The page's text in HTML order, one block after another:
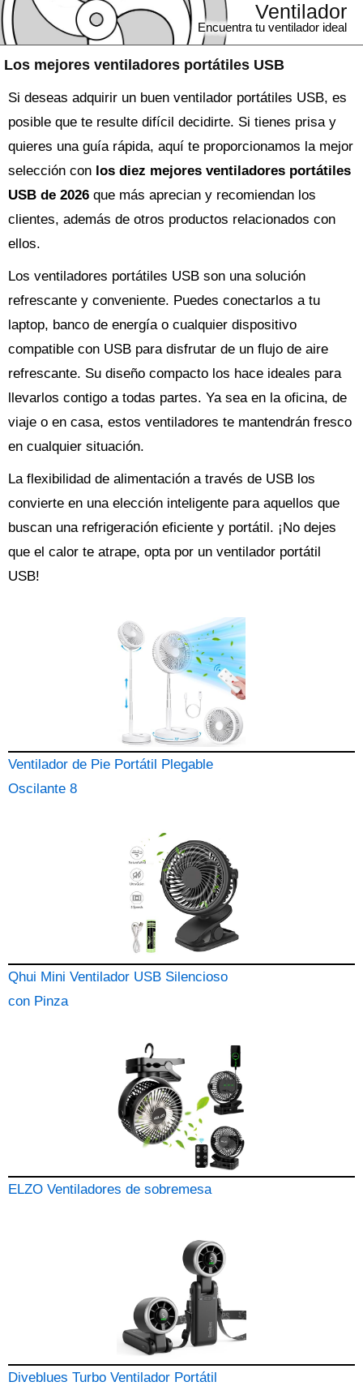
Los mejores ventiladores portátiles USB
Ventilador
Encuentra tu ventilador ideal
Si deseas adquirir un buen ventilador portátiles USB, es
posible que te resulte difícil decidirte. Si tienes prisa y
quieres una guía rápida, aquí te proporcionamos la mejor
selección con los diez mejores ventiladores portátiles
USB de 2026 que más aprecian y recomiendan los
clientes, además de otros productos relacionados con
ellos.
Los ventiladores portátiles USB son una solución
refrescante y conveniente. Puedes conectarlos a tu
laptop, banco de energía o cualquier dispositivo
compatible con USB para disfrutar de un flujo de aire
refrescante. Su diseño compacto los hace ideales para
llevarlos contigo a todas partes. Ya sea en la oficina, de
viaje o en casa, estos ventiladores te mantendrán fresco
en cualquier situación.
La flexibilidad de alimentación a través de USB los
convierte en una elección inteligente para aquellos que
buscan una refrigeración eficiente y portátil. ¡No dejes
que el calor te atrape, opta por un ventilador portátil
USB!
Ventilador de Pie Portátil Plegable
Oscilante 8
Qhui Mini Ventilador USB Silencioso
con Pinza
ELZO Ventiladores de sobremesa
Diveblues Turbo Ventilador Portátil